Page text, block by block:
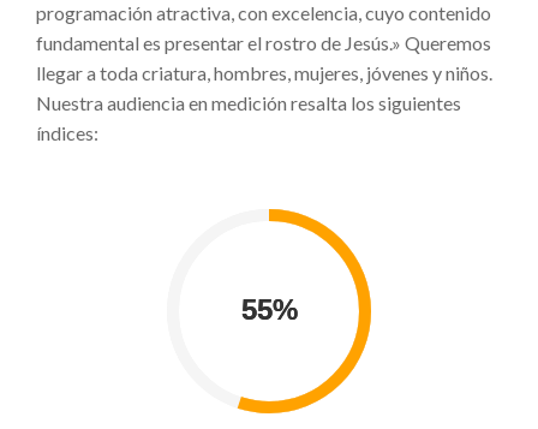
programación atractiva, con excelencia, cuyo contenido
fundamental es presentar el rostro de Jesús.» Queremos
llegar a toda criatura, hombres, mujeres, jóvenes y niños.
Nuestra audiencia en medición resalta los siguientes
índices: